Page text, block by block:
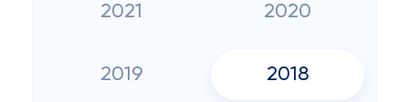
2021 2020
2019 2018